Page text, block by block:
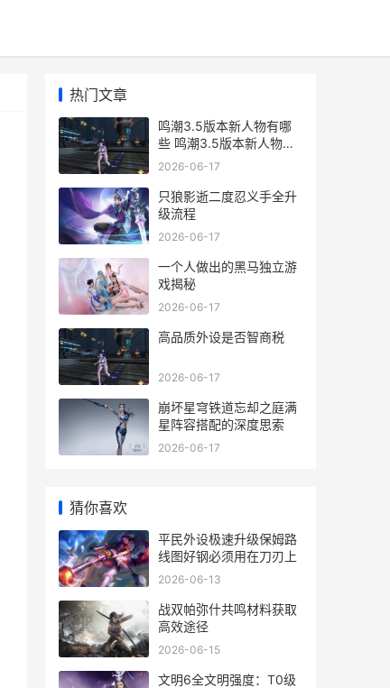
热门文章
鸣潮3.5版本新人物有哪
些 鸣潮3.5版本新人物概
括 潮鸣弦是什么技能
2026-06-17
只狼影逝二度忍义手全升
级流程
2026-06-17
一个人做出的黑马独立游
戏揭秘
2026-06-17
高品质外设是否智商税
2026-06-17
崩坏星穹铁道忘却之庭满
星阵容搭配的深度思索
2026-06-17
猜你喜欢
平民外设极速升级保姆路
线图好钢必须用在刀刃上
2026-06-13
战双帕弥什共鸣材料获取
高效途径
2026-06-15
文明6全文明强度：T0级